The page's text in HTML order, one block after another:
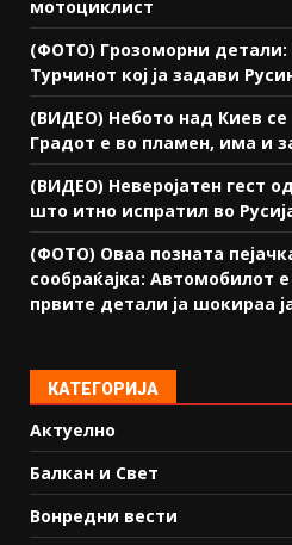
мотоциклист
(ФОТО) Грозоморни
Турчинот кој ја задави
(ВИДЕО) Небото над Киев се
Градот е во пламен, има и
(ВИДЕО) Неверојатен гест
што итно испратил во
(ФОТО) Оваа позната
сообраќајка: Автомобилот
првите детали ја шокираа
КАТЕГОРИЈА
Актуелно
Балкан и Свет
Вонредни вести